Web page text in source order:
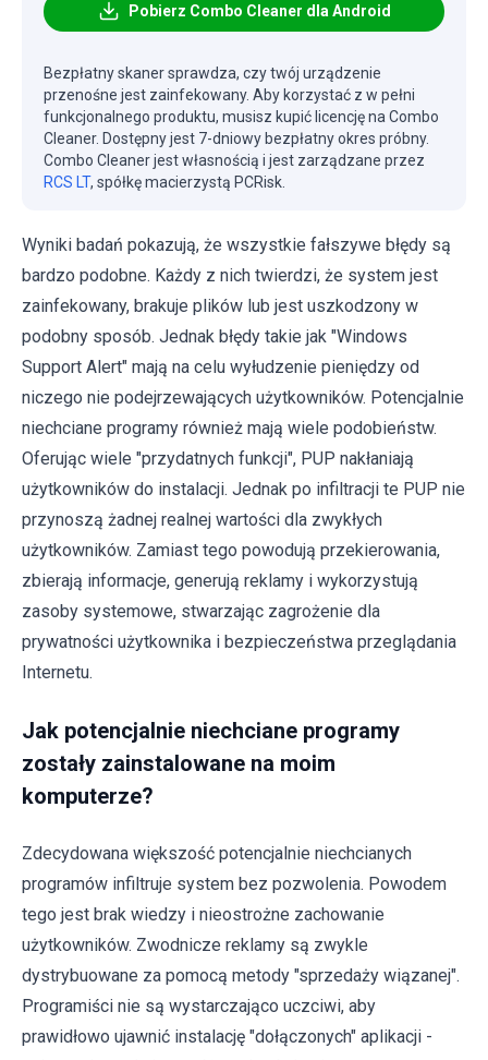
Pobierz Combo Cleaner dla Android
Bezpłatny skaner sprawdza, czy twój urządzenie
przenośne jest zainfekowany. Aby korzystać z w pełni
funkcjonalnego produktu, musisz kupić licencję na Combo
Cleaner. Dostępny jest 7-dniowy bezpłatny okres próbny.
Combo Cleaner jest własnością i jest zarządzane przez
RCS LT, spółkę macierzystą PCRisk.
Wyniki badań pokazują, że wszystkie fałszywe błędy są
bardzo podobne. Każdy z nich twierdzi, że system jest
zainfekowany, brakuje plików lub jest uszkodzony w
podobny sposób. Jednak błędy takie jak "Windows
Support Alert" mają na celu wyłudzenie pieniędzy od
niczego nie podejrzewających użytkowników. Potencjalnie
niechciane programy również mają wiele podobieństw.
Oferując wiele "przydatnych funkcji", PUP nakłaniają
użytkowników do instalacji. Jednak po infiltracji te PUP nie
przynoszą żadnej realnej wartości dla zwykłych
użytkowników. Zamiast tego powodują przekierowania,
zbierają informacje, generują reklamy i wykorzystują
zasoby systemowe, stwarzając zagrożenie dla
prywatności użytkownika i bezpieczeństwa przeglądania
Internetu.
Jak potencjalnie niechciane programy
zostały zainstalowane na moim
komputerze?
Zdecydowana większość potencjalnie niechcianych
programów infiltruje system bez pozwolenia. Powodem
tego jest brak wiedzy i nieostrożne zachowanie
użytkowników. Zwodnicze reklamy są zwykle
dystrybuowane za pomocą metody "sprzedaży wiązanej".
Programiści nie są wystarczająco uczciwi, aby
prawidłowo ujawnić instalację "dołączonych" aplikacji -